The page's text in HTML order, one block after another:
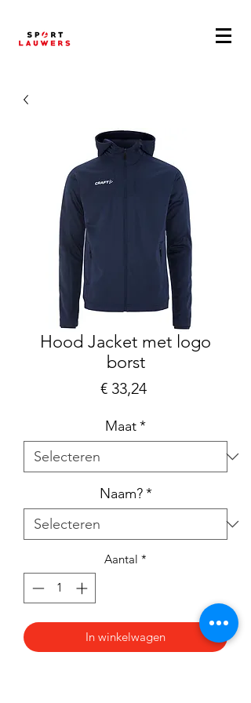
Hood Jacket met logo
borst
€ 33,24Prijs
Maat*
Naam? *
Aantal *
In winkelwagen